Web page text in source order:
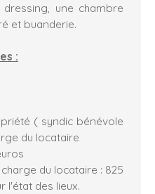
une chambre
et buanderie.
:
( syndic bénévole
du locataire
du locataire : 825
l'état des lieux.